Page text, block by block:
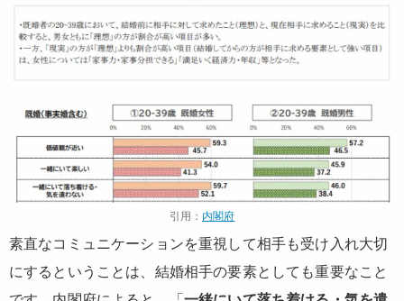
引用： 内閣府
素直なコミュニケーションを重視して相手も受け入れ大切
にするということは、結婚相手の要素としても重要なこと